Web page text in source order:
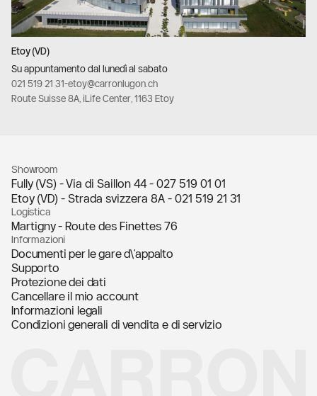
Etoy (VD)
Su appuntamento dal lunedì al sabato
021 519 21 31-etoy@carronlugon.ch
Route Suisse 8A, iLife Center, 1163 Etoy
Showroom
Fully (VS) - Via di Saillon 44 - 027 519 01 01
Etoy (VD) - Strada svizzera 8A - 021 519 21 31
Logistica
Martigny - Route des Finettes 76
Informazioni
Documenti per le gare d\'appalto
Supporto
Protezione dei dati
Cancellare il mio account
Informazioni legali
Condizioni generali di vendita e di servizio